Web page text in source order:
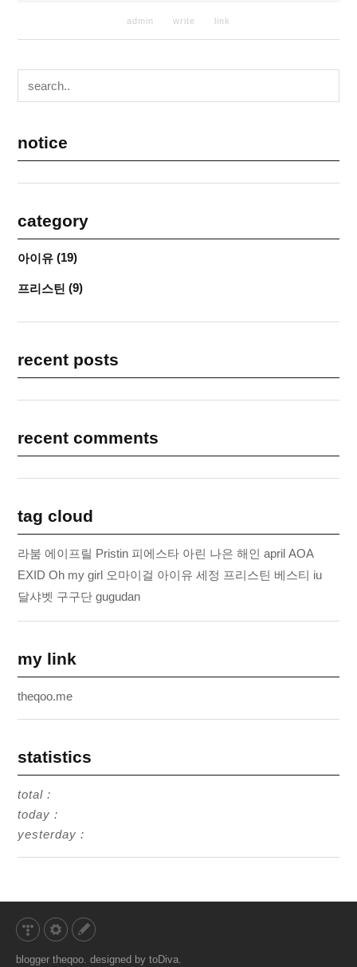
admin write link
notice
category
아이유(19)
프리스틴(9)
recent posts
recent comments
tag cloud
라붐 에이프릴 Pristin 피에스타 아린 나은 해인 april AOA
EXID Oh my girl 오마이걸 아이유 세정 프리스틴 베스티 iu
달샤벳 구구단 gugudan
my link
theqoo.me
statistics
total :
today :
yesterday :
theqoo toDiva